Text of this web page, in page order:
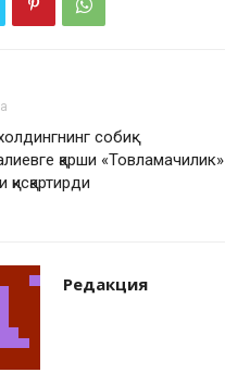
собиқ
қарши «Товламачилик»
Редакция